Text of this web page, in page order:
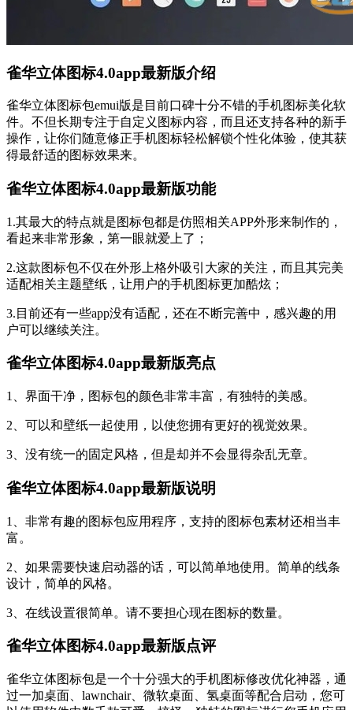
雀华立体图标4.0app最新版介绍
雀华立体图标包emui版是目前口碑十分不错的手机图标美化软
件。不但长期专注于自定义图标内容，而且还支持各种的新手
操作，让你们随意修正手机图标轻松解锁个性化体验，使其获
得最舒适的图标效果来。
雀华立体图标4.0app最新版功能
1.其最大的特点就是图标包都是仿照相关APP外形来制作的，
看起来非常形象，第一眼就爱上了；
2.这款图标包不仅在外形上格外吸引大家的关注，而且其完美
适配相关主题壁纸，让用户的手机图标更加酷炫；
3.目前还有一些app没有适配，还在不断完善中，感兴趣的用
户可以继续关注。
雀华立体图标4.0app最新版亮点
1、界面干净，图标包的颜色非常丰富，有独特的美感。
2、可以和壁纸一起使用，以使您拥有更好的视觉效果。
3、没有统一的固定风格，但是却并不会显得杂乱无章。
雀华立体图标4.0app最新版说明
1、非常有趣的图标包应用程序，支持的图标包素材还相当丰
富。
2、如果需要快速启动器的话，可以简单地使用。简单的线条
设计，简单的风格。
3、在线设置很简单。请不要担心现在图标的数量。
雀华立体图标4.0app最新版点评
雀华立体图标包是一个十分强大的手机图标修改优化神器，通
过一加桌面、lawnchair、微软桌面、氢桌面等配合启动，您可